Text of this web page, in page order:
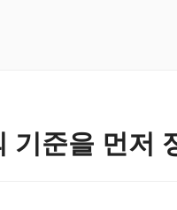
기준을 먼저